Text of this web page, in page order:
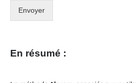
Envoyer
En résumé :